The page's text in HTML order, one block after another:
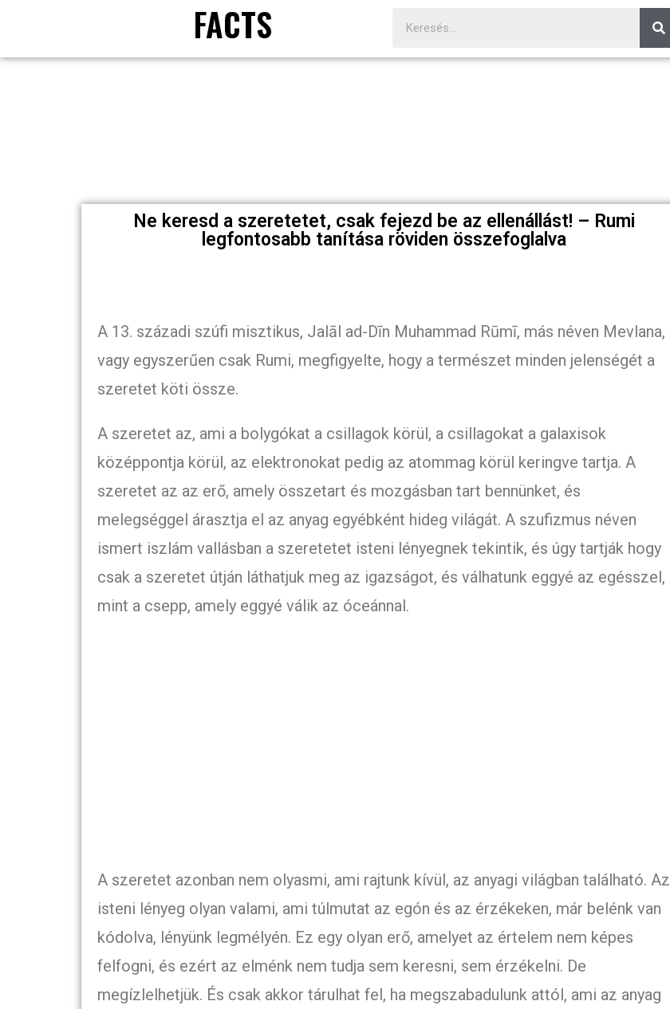
FACTS
Ne keresd a szeretetet, csak fejezd be az ellenállást! – Rumi
legfontosabb tanítása röviden összefoglalva
A 13. századi szúfi misztikus, Jalāl ad-Dīn Muhammad Rūmī, más néven Mevlana,
vagy egyszerűen csak Rumi, megfigyelte, hogy a természet minden jelenségét a
szeretet köti össze.
A szeretet az, ami a bolygókat a csillagok körül, a csillagokat a galaxisok
középpontja körül, az elektronokat pedig az atommag körül keringve tartja. A
szeretet az az erő, amely összetart és mozgásban tart bennünket, és
melegséggel árasztja el az anyag egyébként hideg világát. A szufizmus néven
ismert iszlám vallásban a szeretetet isteni lényegnek tekintik, és úgy tartják hogy
csak a szeretet útján láthatjuk meg az igazságot, és válhatunk eggyé az egésszel,
mint a csepp, amely eggyé válik az óceánnal.
A szeretet azonban nem olyasmi, ami rajtunk kívül, az anyagi világban található. Az
isteni lényeg olyan valami, ami túlmutat az egón és az érzékeken, már belénk van
kódolva, lényünk legmélyén. Ez egy olyan erő, amelyet az értelem nem képes
felfogni, és ezért az elménk nem tudja sem keresni, sem érzékelni. De
megízlelhetjük. És csak akkor tárulhat fel, ha megszabadulunk attól, ami az anyag